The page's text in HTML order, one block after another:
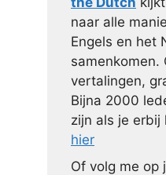
naar alle
Engels en het
samenkomen.
vertalingen,
Bijna 2000
zijn als je erbij
hier
Of volg me op